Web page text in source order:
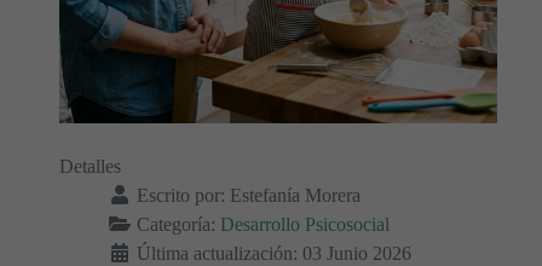
Detalles
Escrito por: Estefanía Morera
Categoría: Desarrollo Psicosocial
Última actualización: 03 Junio 2026